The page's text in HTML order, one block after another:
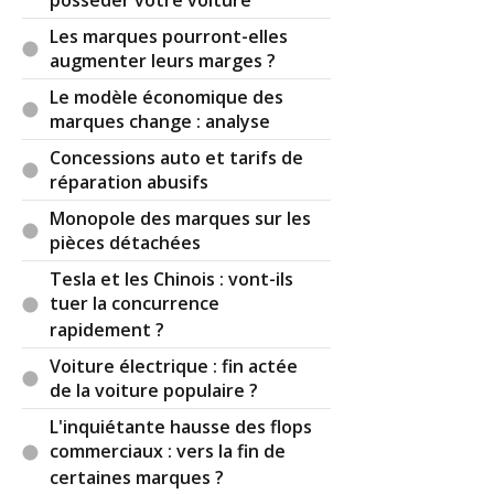
Les marques pourront-elles
augmenter leurs marges ?
Le modèle économique des
marques change : analyse
Concessions auto et tarifs de
réparation abusifs
Monopole des marques sur les
pièces détachées
Tesla et les Chinois : vont-ils
tuer la concurrence
rapidement ?
Voiture électrique : fin actée
de la voiture populaire ?
L'inquiétante hausse des flops
commerciaux : vers la fin de
certaines marques ?